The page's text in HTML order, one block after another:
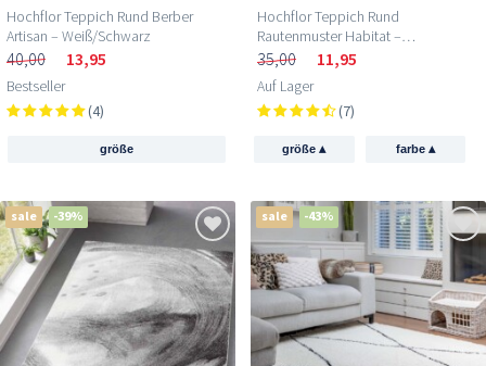
Hochflor Teppich Rund Berber
Artisan – Weiß/Schwarz
40,00 13,95
Bestseller
(4)
größe
Hochflor Teppich Rund
Rautenmuster Habitat –
Weiß/Schwarz
35,00 11,95
Auf Lager
(7)
größe▴ farbe ▴
sale -39% sale -43%